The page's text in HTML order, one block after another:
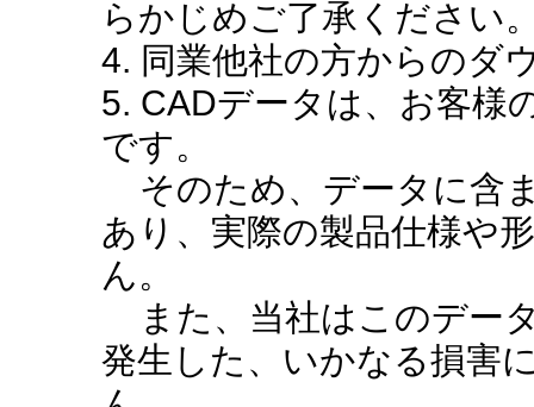
らかじめご了承ください
4. 同業他社の方からのダ
5. CADデータは、お客様
です。
そのため、データに含
あり、実際の製品仕様や
ん。
また、当社はこのデー
発生した、いかなる損害